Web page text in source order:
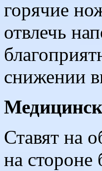
горячие
отвлечь
снижении
Ставят на
на стороне